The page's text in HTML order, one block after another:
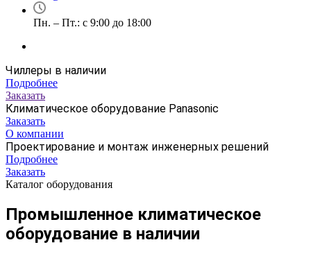
Пн. – Пт.: с 9:00 до 18:00
Чиллеры в наличии
Подробнее
Заказать
Климатическое оборудование Panasonic
Заказать
О компании
Проектирование и монтаж инженерных решений
Подробнее
Заказать
Каталог оборудования
Промышленное климатическое
оборудование в наличии